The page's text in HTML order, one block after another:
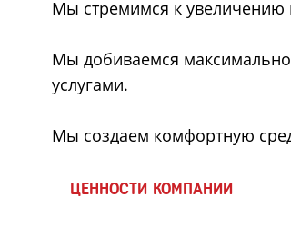
Мы стремимся к увеличению
Мы добиваемся
услугами.
Мы создаем комфортную
ЦЕННОСТИ КОМПАНИИ